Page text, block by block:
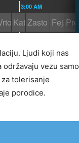
Ljudi koji nas
vezu samo
tolerisanje
porodice.